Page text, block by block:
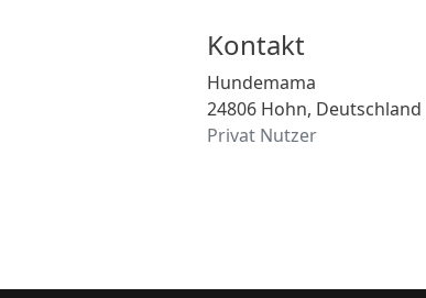
Kontakt
Hundemama
24806 Hohn, Deutschland
Privat Nutzer